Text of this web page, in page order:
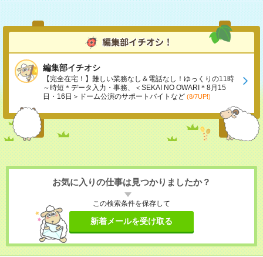
編集部イチオシ
【完全在宅！】難しい業務なし＆電話なし！ゆっくりの11時
～時短＊データ入力・事務、＜SEKAI NO OWARI＊8月15
日・16日＞ドーム公演のサポートバイトなど (8/7UP!)
お気に入りの仕事は見つかりましたか？
この検索条件を保存して
新着メールを受け取る